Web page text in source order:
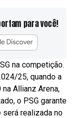
para você!
na competição.
25, quando a
Allianz Arena,
o PSG garante
será realizada no